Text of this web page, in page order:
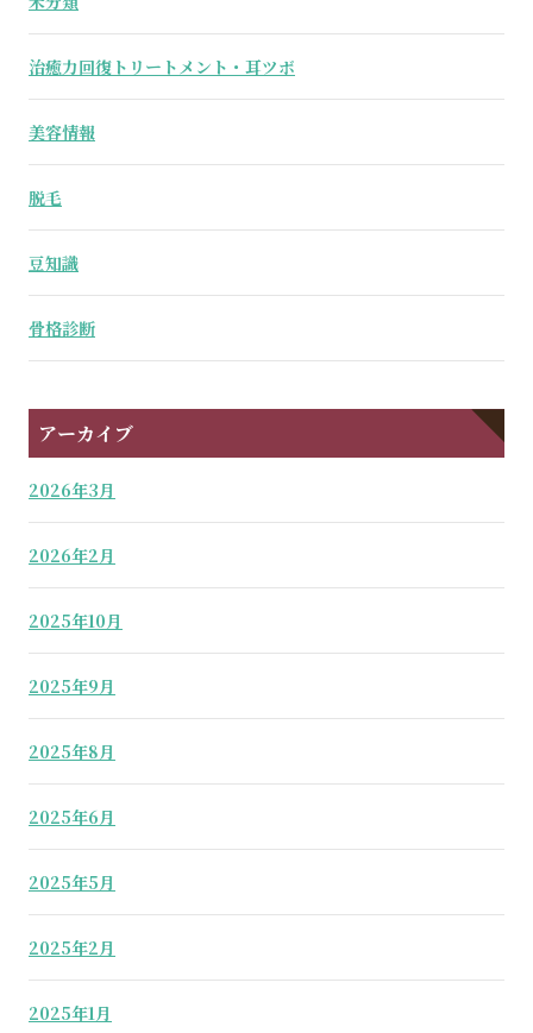
治癒力回復トリートメント・耳ツボ
美容情報
脱毛
豆知識
骨格診断
アーカイブ
2026年3月
2026年2月
2025年10月
2025年9月
2025年8月
2025年6月
2025年5月
2025年2月
2025年1月